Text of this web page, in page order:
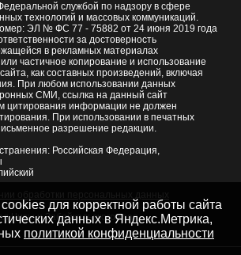
службой по надзору в сфере
технологий и массовых коммуникаций.
ЭЛ № ФС 77 - 75882 от 24 июня 2019 года
за достоверность
в рекламных материалах
частичное копирование и использование
как составных произведений, включая
При любом использовании данных
СМИ, ссылка на данный сайт
цитирования информации не должен
При использовании в печатных
разрешение редакции.
Российская Федерация,
Читы и Забайкальского края
для корректной работы сайта
данных в Яндекс.Метрика,
политикой конфиденциальности